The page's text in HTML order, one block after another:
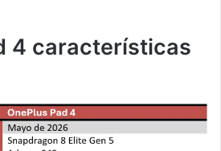
4 características